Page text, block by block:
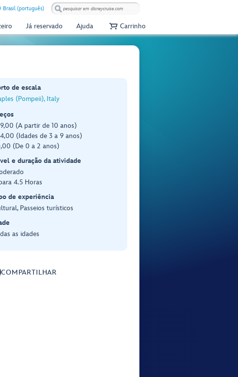
Brasil (português)
Já reservado Ajuda Carrinho
de escala
(Pompeii), Italy
(A partir de 10 anos)
(Idades de 3 a 9 anos)
(De 0 a 2 anos)
e duração da atividade
4.5 Horas
de experiência
Passeios turísticos
as idades
COMPARTILHAR